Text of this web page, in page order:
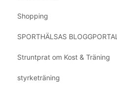
Shopping
SPORTHÄLSAS BLOGGPORTAL
Struntprat om Kost & Träning
styrketräning